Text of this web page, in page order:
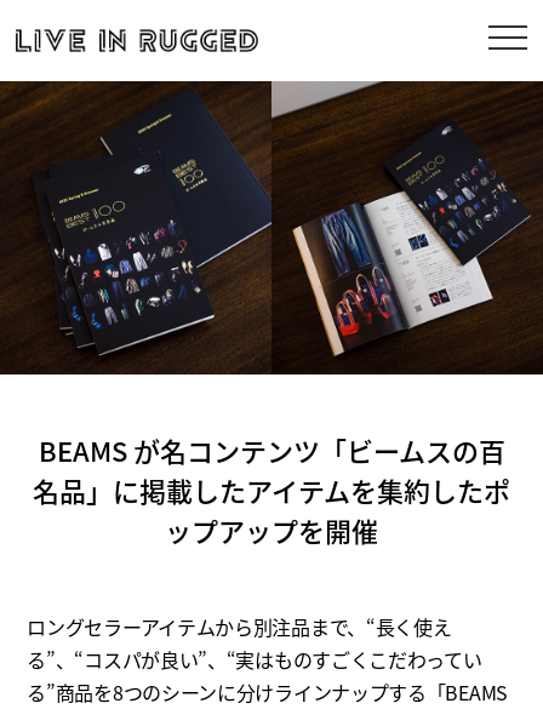
BEAMS が名コンテンツ「ビームスの百
名品」に掲載したアイテムを集約したポ
ップアップを開催
ロングセラーアイテムから別注品まで、“長く使え
る”、“コスパが良い”、“実はものすごくこだわってい
る”商品を8つのシーンに分けラインナップする「BEAMS